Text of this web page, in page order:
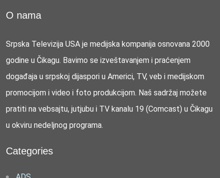
O nama
Srpska Televizija USA je medijska kompanija osnovana 2000
godine u Čikagu. Bavimo se izveštavanjem i praćenjem
događaja u srpskoj dijaspori u Americi, TV, veb i medijskom
promocijom i video i foto produkcijom. Naš sadržaj možete
pratiti na vebsajtu, jutjubu i TV kanalu 19 (Comcast) u Čikagu
u okviru nedeljnog programa.
Categories